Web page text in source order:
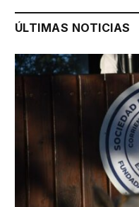
ÚLTIMAS NOTICIAS